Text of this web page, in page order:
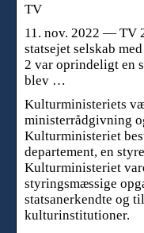
TV
11. nov. 2022 — TV
statsejet selskab
2 var oprindeligt en
blev …
Kulturministeriets
ministerrådgivning
Kulturministeriet
departement, en
Kulturministeriet
styringsmæssige
statsanerkendte og
kulturinstitutioner.